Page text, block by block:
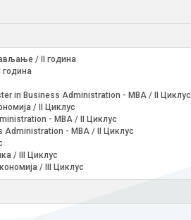
/ II година
in Business Administration - MBA / II Циклус
/ II Циклус
- MBA / II Циклус
Administration - MBA / II Циклус
/ III Циклус
/ III Циклус